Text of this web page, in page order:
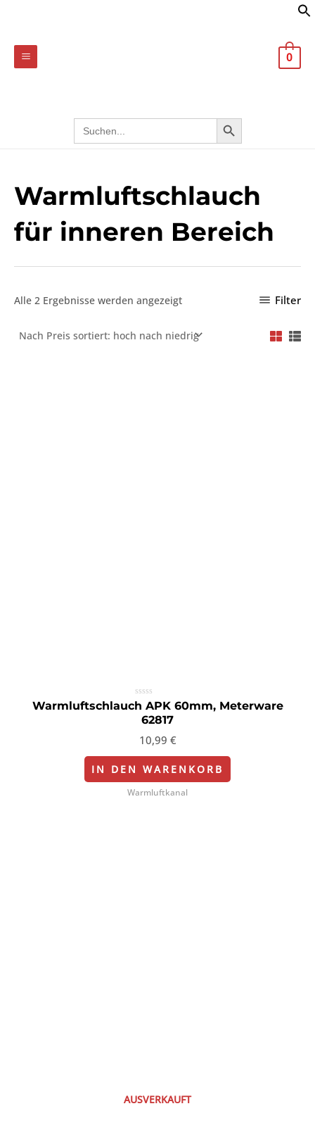
springen
0
Search
for:
Warmluftschlauch
für inneren Bereich
Alle 2 Ergebnisse werden angezeigt Filter
Bewertet
mit
von
Warmluftschlauch APK 60mm, Meterware
62817
10,99 €
IN DEN WARENKORB
Warmluftkanal
AUSVERKAUFT